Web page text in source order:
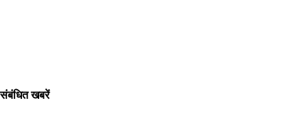
संबंधित खबरें